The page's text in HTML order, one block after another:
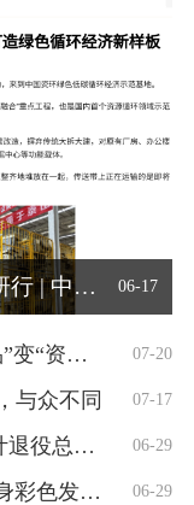
人民日报客户端：活力中国调研行 | 中国资环：打造绿色循环经济新样板 06-17
中央电视台《新闻联播》：“废品”变“资源” 以旧换新 激发循环经济新活力 07-20
人民日报海外版：这块人造草坪，与众不同 07-17
[朝闻天下]今年我国动力电池预计退役总量近50万吨 06-29
[朝闻天下]退役光伏组件改造 变身彩色发电建材 06-29
人民日报客户端：活力中国调研行 | 中国资环：打造绿色循环经济新样板 06-17
中央电视台《新闻联播》：“废品”变“资源” 以旧换新 激发循环经济新活力 07-20
中央电视台《新闻联播》：“废品”变“资源” 以旧换新 激发循环经济新活力 07-20
与众不同 07-17
[朝闻天下]今年我国动力电池预计退役总量近50万吨 06-29
[朝闻天下]退役光伏组件改造 变身彩色发电建材 06-29